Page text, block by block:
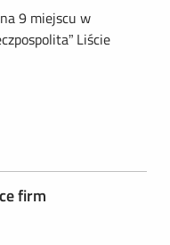
9 miejscu w
Liście
firm